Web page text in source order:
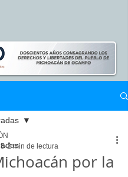
por la
2 min de lectura